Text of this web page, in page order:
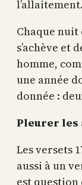
l’allaitement.
Chaque nuit
s’achève et
homme,
une année
donnée :
Pleurer les
Les versets
aussi à un
est question